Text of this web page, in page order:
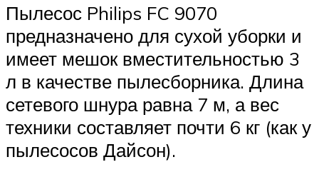
Пылесос Philips FC 9070
предназначено для сухой уборки и
имеет мешок вместительностью 3
л в качестве пылесборника. Длина
сетевого шнура равна 7 м, а вес
техники составляет почти 6 кг (как у
пылесосов Дайсон).